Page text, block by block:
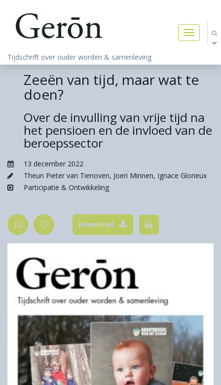
Toggle
navigation
Tijdschrift over ouder worden & samenleving
Zeeën van tijd, maar wat te
doen?
Over de invulling van vrije tijd na
het pensioen en de invloed van de
beroepssector
13 december 2022
Theun Pieter van Tienoven, Joeri Minnen, Ignace Glorieux
Participatie & Ontwikkeling
Download